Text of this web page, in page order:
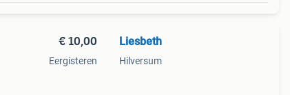
€ 10,00
Eergisteren
Liesbeth
Hilversum